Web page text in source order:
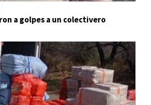
a golpes a un colectivero